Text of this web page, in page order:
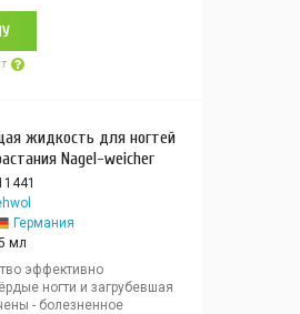
жидкость для ногтей
Nagel-weicher
Германия
мл
эффективно
ногти и загрубевшая
- болезненное